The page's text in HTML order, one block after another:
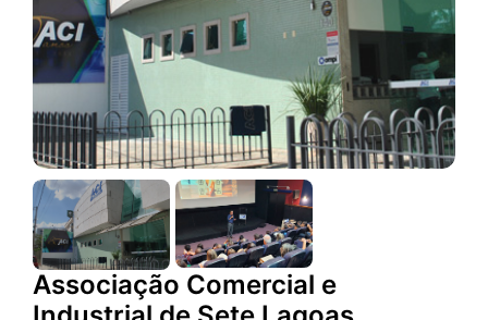
Associação Comercial e